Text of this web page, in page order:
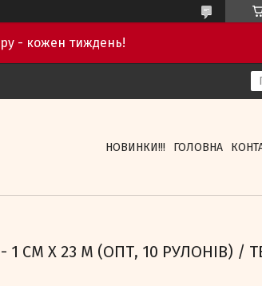
- кожен тиждень!
НОВИНКИ!!! ГОЛОВНА
1 СМ X 23 М (ОПТ, 10 РУЛОНІВ) /